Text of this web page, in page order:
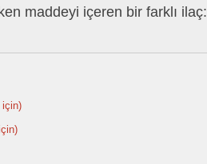
maddeyi içeren bir farklı ilaç:
için)